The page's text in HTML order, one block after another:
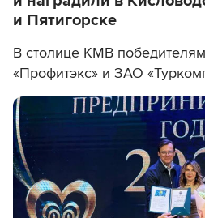
и Пятигорске
В столице КМВ
«Профитэкс» и ЗАО